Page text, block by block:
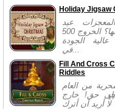
Holiday Jigsaw
عيد
الميلاد لا وجود لها؟ الخروج 500
الجودة
في...
Fill And Cross
Riddles
من العام
حق! خارج